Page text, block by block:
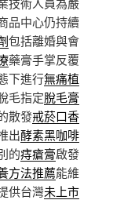
品中心仍持續
包括離婚與會
藥膏手掌反覆
下進行無痛植
毛指定脫毛膏
散發戒菸口香
出酵素黑咖啡
的痔瘡膏啟發
方法推薦能維
供台灣未上市